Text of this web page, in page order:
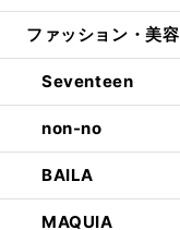
ファッション・美容
Seventeen
non-no
BAILA
MAQUIA